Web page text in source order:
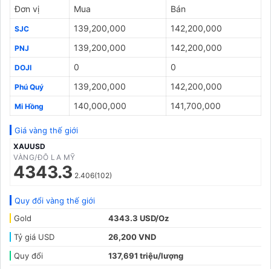
Đơn vị Mua Bán
SJC 139,200,000 142,200,000
PNJ 139,200,000 142,200,000
DOJI 0 0
Phú Quý 139,200,000 142,200,000
Mi Hồng 140,000,000 141,700,000
Giá vàng thế giới
XAUUSD
VÀNG/ĐÔ LA MỸ
4343.3 2.406(102)
Quy đổi vàng thế giới
Gold
4343.3 USD/Oz
Tỷ giá USD
26,200 VND
Quy đổi
137,691 triệu/lượng